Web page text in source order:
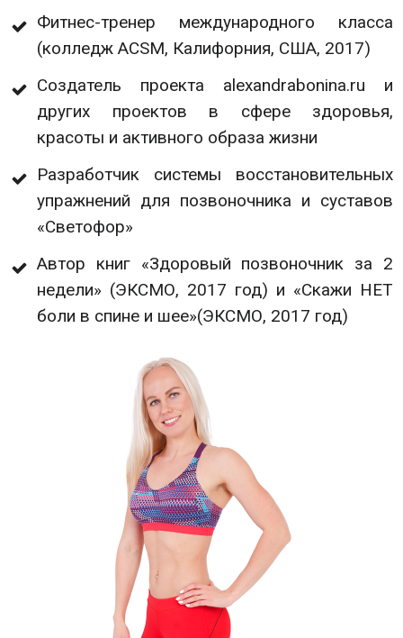
Фитнес-тренер международного класса
(колледж ACSM, Калифорния, США, 2017)
Создатель проекта alexandrabonina.ru и
других проектов в сфере здоровья,
красоты и активного образа жизни
Разработчик системы восстановительных
упражнений для позвоночника и суставов
«Светофор»
Автор книг «Здоровый позвоночник за 2
недели» (ЭКСМО, 2017 год) и «Скажи НЕТ
боли в спине и шее»(ЭКСМО, 2017 год)